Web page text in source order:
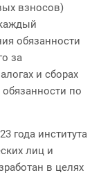
взносов)
обязанности
за
и сборах
по
года института
лиц и
в целях